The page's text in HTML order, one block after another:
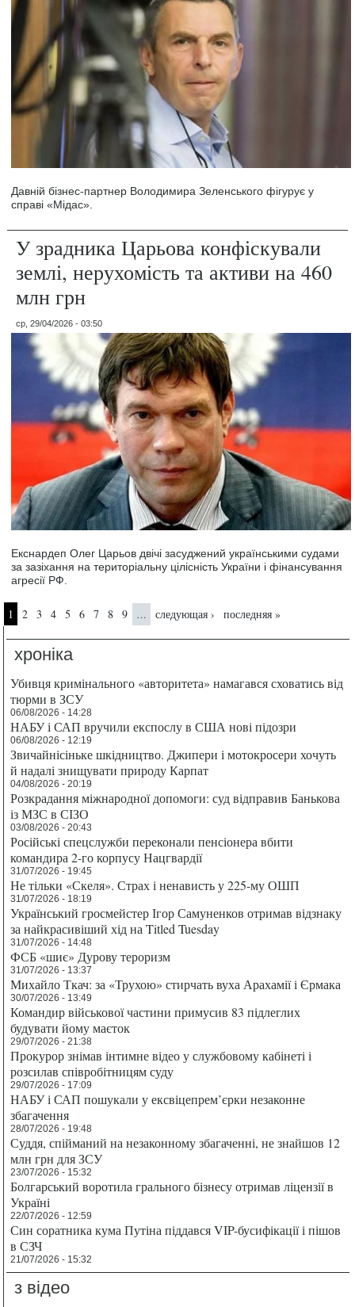
Давній бізнес-партнер Володимира Зеленського фігурує у
справі «Мідас».
У зрадника Царьова конфіскували
землі, нерухомість та активи на 460
млн грн
ср, 29/04/2026 - 03:50
Екснардеп Олег Царьов двічі засуджений українськими судами
за зазіхання на територіальну цілісність України і фінансування
агресії РФ.
Страницы
1 2 3 4 5 6 7 8 9 … следующая › последняя »
хроніка
Убивця кримінального «авторитета» намагався сховатись від
тюрми в ЗСУ
06/08/2026 - 14:28
НАБУ і САП вручили експослу в США нові підозри
06/08/2026 - 12:19
Звичайнісіньке шкідництво. Джипери і мотокросери хочуть
й надалі знищувати природу Карпат
04/08/2026 - 20:19
Розкрадання міжнародної допомоги: суд відправив Банькова
із МЗС в СІЗО
03/08/2026 - 20:43
Російські спецслужби переконали пенсіонера вбити
командира 2-го корпусу Нацгвардії
31/07/2026 - 19:45
Не тільки «Скеля». Страх і ненависть у 225-му ОШП
31/07/2026 - 18:19
Український гросмейстер Ігор Самуненков отримав відзнаку
за найкрасивіший хід на Titled Tuesday
31/07/2026 - 14:48
ФСБ «шиє» Дурову тероризм
31/07/2026 - 13:37
Михайло Ткач: за «Трухою» стирчать вуха Арахамії і Єрмака
30/07/2026 - 13:49
Командир військової частини примусив 83 підлеглих
будувати йому маєток
29/07/2026 - 21:38
Прокурор знімав інтимне відео у службовому кабінеті і
розсилав співробітницям суду
29/07/2026 - 17:09
НАБУ і САП пошукали у ексвіцепрем’єрки незаконне
збагачення
28/07/2026 - 19:48
Суддя, спійманий на незаконному збагаченні, не знайшов 12
млн грн для ЗСУ
23/07/2026 - 15:32
Болгарський воротила грального бізнесу отримав ліцензії в
Україні
22/07/2026 - 12:59
Син соратника кума Путіна піддався VIP-бусифікації і пішов
в СЗЧ
21/07/2026 - 15:32
з відео